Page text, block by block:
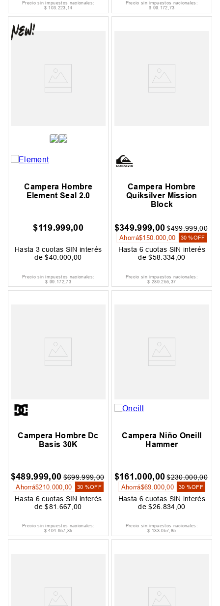
Precio sin impuestos nacionales:
$ 103.223,14
Precio sin impuestos nacionales:
$ 99. 172,73
Campera Hombre
Element Seal 2.0
$119.999,00
Hasta 3 cuotas SIN interés
de$40 000 ,00
Precio sin impuestos nacionales:
$ 99.172,73
Campera Hombre
Quiksilver Mission
Block
$349.999,00 $499.999,00
Ahorrá$150 000 00 30 %OFF
Hasta 6 cuotas SIN interés
de$58 334 00
Precio sin impuestos nacionales:
$ 289.255,37
Campera Hombre Dc
Basis 30K
$489.999,00 $699.999,00
Ahorrá$210 000 ,00 30 %OFF
Hasta 6 cuotas SIN interés
de$81 667 ,00
Precio sin impuestos nacionales:
$ 404.957,85
Campera Niño Oneill
Hammer
$161.000,00 $230.000,00
Ahorrá$69 000,00 30 %OFF
Hasta 6 cuotas SIN interés
de$26 834 00
Precio sin impuestos nacionales:
$ 133.057,85